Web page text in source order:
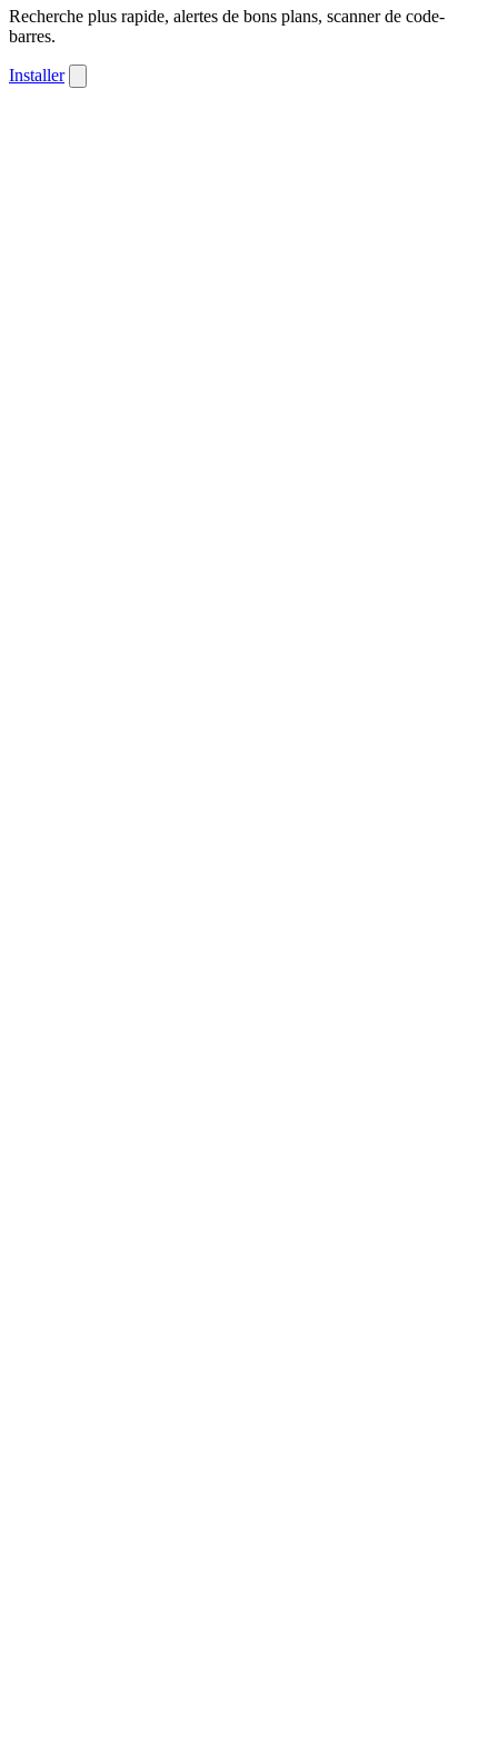
Recherche plus rapide, alertes de bons plans, scanner de code-
barres.
Installer